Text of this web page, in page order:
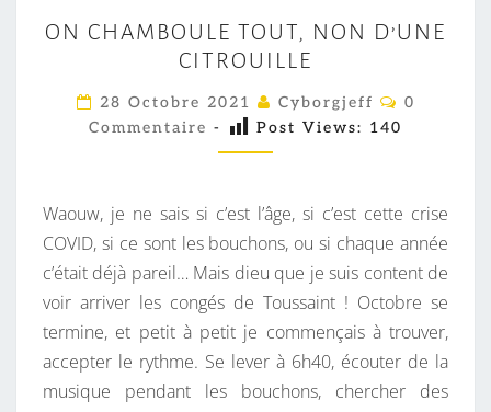
N
C
H
A
M
O
U
L
E
T
O
U
ON CHAMBOULE TOUT, NON D’UNE
CITROUILLE
28 Octobre 2021 Cyborgjeff
C
M
A
I
R
E
S
0
Commentaire - Post Views: 140
Waouw, je ne sais si c’est l’âge, si c’est cette crise
COVID, si ce sont les bouchons, ou si chaque année
c’était déjà pareil… Mais dieu que je suis content de
voir arriver les congés de Toussaint ! Octobre se
termine, et petit à petit je commençais à trouver,
accepter le rythme. Se lever à 6h40, écouter de la
musique pendant les bouchons, chercher des